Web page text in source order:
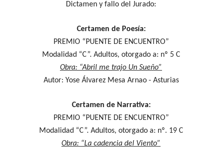
Dictamen y fallo del Jurado:
Certamen de Poesía:
PREMIO “PUENTE DE ENCUENTRO”
Modalidad “C”. Adultos, otorgado a: nº 5 C
Obra: “Abril me trajo Un Sueño”
Autor: Yose Álvarez Mesa Arnao - Asturias
Certamen de Narrativa:
PREMIO “PUENTE DE ENCUENTRO”
Modalidad “C”. Adultos, otorgado a: nº. 19 C
Obra: “La cadencia del Viento”